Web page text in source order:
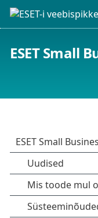
ESET Small